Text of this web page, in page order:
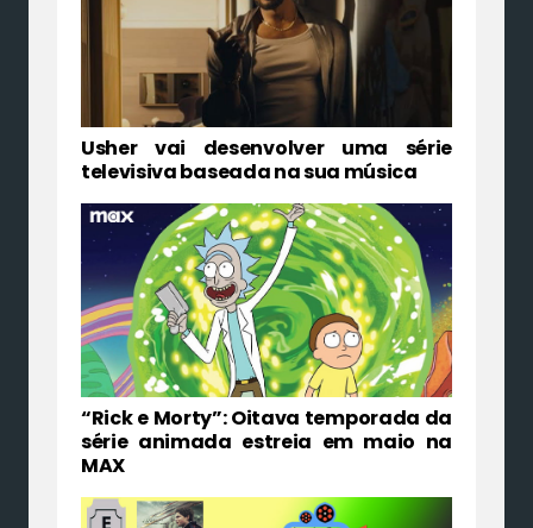
Usher vai desenvolver uma série
televisiva baseada na sua música
“Rick e Morty”: Oitava temporada da
série animada estreia em maio na
MAX